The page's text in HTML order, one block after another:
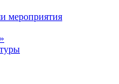
мероприятия